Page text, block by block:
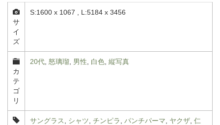
サ
イ
ズ
S:1600 x 1067 , L:5184 x 3456
カ
テ
ゴ
リ
20代 怒璃瑠 男性 白色 縦写真
サングラス シャツ チンピラ パンチパーマ ヤクザ 仁